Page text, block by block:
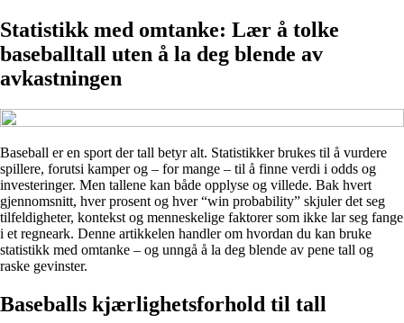
Statistikk med omtanke: Lær å tolke
baseballtall uten å la deg blende av
avkastningen
Baseball er en sport der tall betyr alt. Statistikker brukes til å vurdere
spillere, forutsi kamper og – for mange – til å finne verdi i odds og
investeringer. Men tallene kan både opplyse og villede. Bak hvert
gjennomsnitt, hver prosent og hver “win probability” skjuler det seg
tilfeldigheter, kontekst og menneskelige faktorer som ikke lar seg fange
i et regneark. Denne artikkelen handler om hvordan du kan bruke
statistikk med omtanke – og unngå å la deg blende av pene tall og
raske gevinster.
Baseballs kjærlighetsforhold til tall